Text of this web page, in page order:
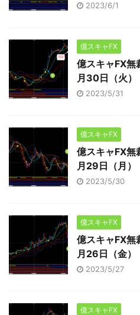
2023/6/1
億スキャFX
億スキャFX
月30日（火）
2023/5/31
億スキャFX
億スキャFX
月29日（月）
2023/5/30
億スキャFX
億スキャFX
月26日（金）
2023/5/27
億スキャFX